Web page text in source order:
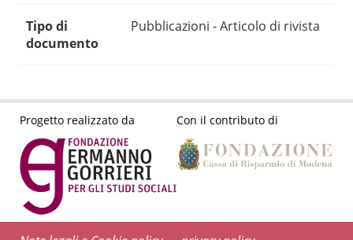
Tipo di
documento
Pubblicazioni - Articolo di rivista
Progetto realizzato da Con il contributo di